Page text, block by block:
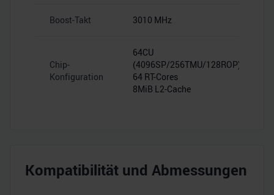
Boost-Takt 3010 MHz
Chip-
Konfiguration
64CU
(4096SP/256TMU/128ROP)
64 RT-Cores
8MiB L2-Cache
Kompatibilität und Abmessungen